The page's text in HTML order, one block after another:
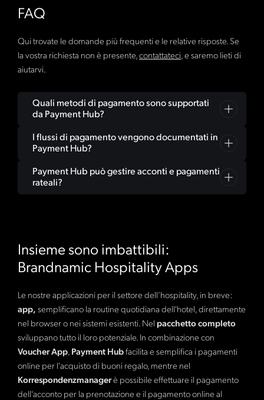
FAQ
Qui trovate le domande più frequenti e le relative risposte. Se
la vostra richiesta non è presente,contattateci, e saremo lieti di
aiutarvi.
Quali metodi di pagamento sono supportati
da Payment Hub?
Payment Hub copre tutti i metodi di pagamento più
diffusi, dai bonifici bancari e le carte di credito a PayPal,
Google Pay e Apple Pay. Su richiesta è possibile
integrare altri fornitori in modo personalizzato.
I flussi di pagamento vengono documentati in
Payment Hub?
Sì, Payment Hub offre una panoramica completa. Tutte
le transazioni vengono registrate, in modo che i
Payment Hub può gestire acconti e pagamenti
rateali?
ospiti.
Insieme sono imbattibili:
Brandnamic Hospitality Apps
Le nostre applicazioni per il settore dell’hospitality, in breve:
app, semplificano la routine quotidiana dell'hotel, direttamente
nel browser o nei sistemi esistenti. Nel pacchetto completo
sviluppano tutto il loro potenziale. In combinazione con
Voucher App, Payment Hubfacilita e semplifica i pagamenti
online per l'acquisto di buoni regalo, mentre nel
Korrespondenzmanagerè possibile effettuare il pagamento
dell'acconto per la prenotazione e il pagamento online al